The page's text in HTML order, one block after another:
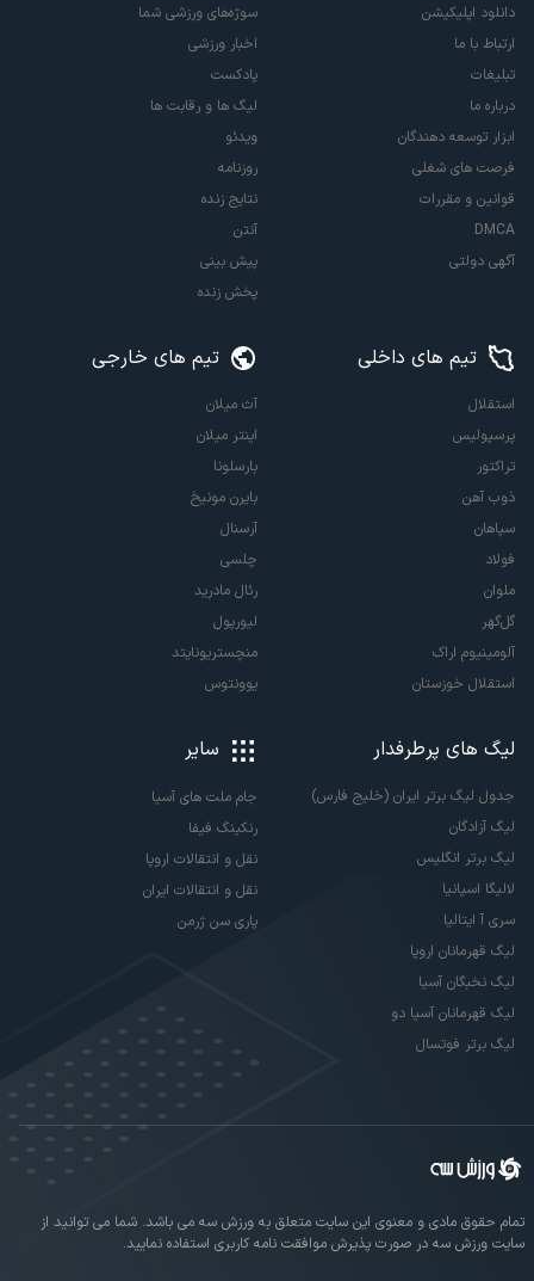
دانلود اپلیکیشن
ارتباط با ما
تبلیغات
درباره ما
ابزار توسعه دهندگان
فرصت های شغلی
قوانین و مقررات
DMCA
آگهی دولتی
سوژه‌های ورزشی شما
اخبار ورزشی
پادکست
لیگ ها و رقابت ها
ویدئو
روزنامه
نتایج زنده
آنتن
پیش بینی
پخش زنده
تیم های داخلی
استقلال
پرسپولیس
تراکتور
ذوب آهن
سپاهان
فولاد
ملوان
گل‌گهر
آلومینیوم اراک
استقلال خوزستان
تیم های خارجی
آث میلان
اینتر میلان
بارسلونا
بایرن مونیخ
آرسنال
چلسی
رئال مادرید
لیورپول
منچستریونایتد
یوونتوس
لیگ های پرطرفدار
جدول لیگ برتر ایران (خلیج فارس)
لیگ آزادگان
لیگ برتر انگلیس
لالیگا اسپانیا
سری آ ایتالیا
لیگ قهرمانان اروپا
لیگ نخبگان آسیا
لیگ قهرمانان آسیا دو
لیگ برتر فوتسال
سایر
جام ملت های آسیا
رنکینگ فیفا
نقل و انتقالات اروپا
نقل و انتقالات ایران
پاری سن ژرمن
تمام حقوق مادی و معنوی این سایت متعلق به ورزش سه می باشد. شما می توانید از
سایت ورزش سه در صورت پذیرش موافقت نامه کاربری استفاده نمایید.